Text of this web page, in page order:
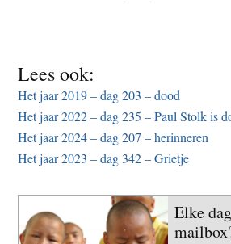
Lees ook:
Het jaar 2019 – dag 203 – dood
Het jaar 2022 – dag 235 – Paul Stolk is
Het jaar 2024 – dag 207 – herinneren
Het jaar 2023 – dag 342 – Grietje
Elke